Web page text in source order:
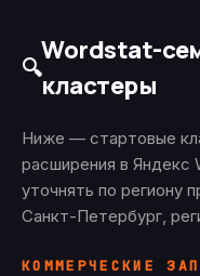
🔍
Wordstat-
кластеры
Ниже — стартовые
расширения в Яндекс
уточнять по региону
Санкт-Петербург,
КОММЕРЧЕСКИЕ